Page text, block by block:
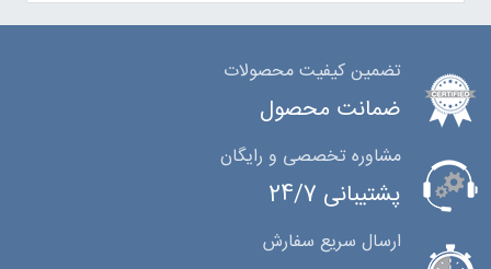
تضمین کیفیت محصولات
ضمانت محصول
مشاوره تخصصی و رایگان
پشتیبانی 24/7
ارسال سریع سفارش